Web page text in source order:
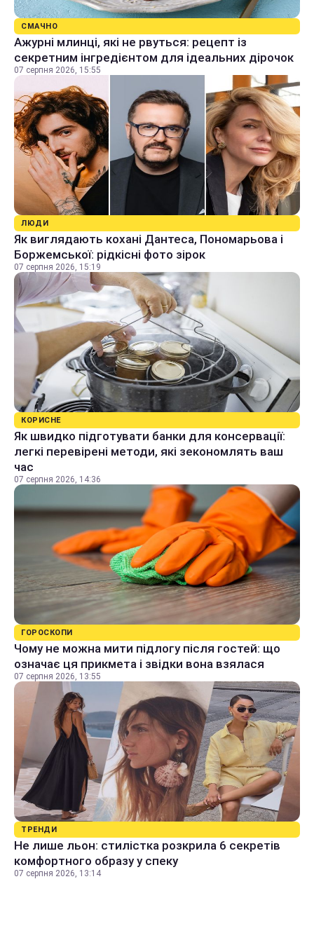
СМАЧНО
Ажурні млинці, які не рвуться: рецепт із
секретним інгредієнтом для ідеальних дірочок
07 серпня 2026, 15:55
ЛЮДИ
Як виглядають кохані Дантеса, Пономарьова і
Боржемської: рідкісні фото зірок
07 серпня 2026, 15:19
КОРИСНЕ
Як швидко підготувати банки для консервації:
легкі перевірені методи, які зекономлять ваш
час
07 серпня 2026, 14:36
ГОРОСКОПИ
Чому не можна мити підлогу після гостей: що
означає ця прикмета і звідки вона взялася
07 серпня 2026, 13:55
ТРЕНДИ
Не лише льон: стилістка розкрила 6 секретів
комфортного образу у спеку
07 серпня 2026, 13:14